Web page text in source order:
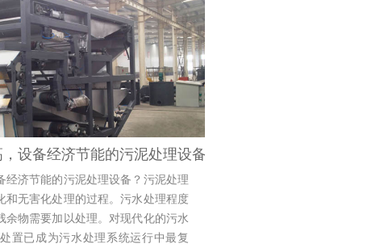
设备经济节能的污泥处理设备？ 带式压滤机
经济节能的污泥处理设备？污泥处理
和无害化处理的过程。污水处理程度
余物需要加以处理。对现代化的污水
置已成为污水处理系统运行中最复